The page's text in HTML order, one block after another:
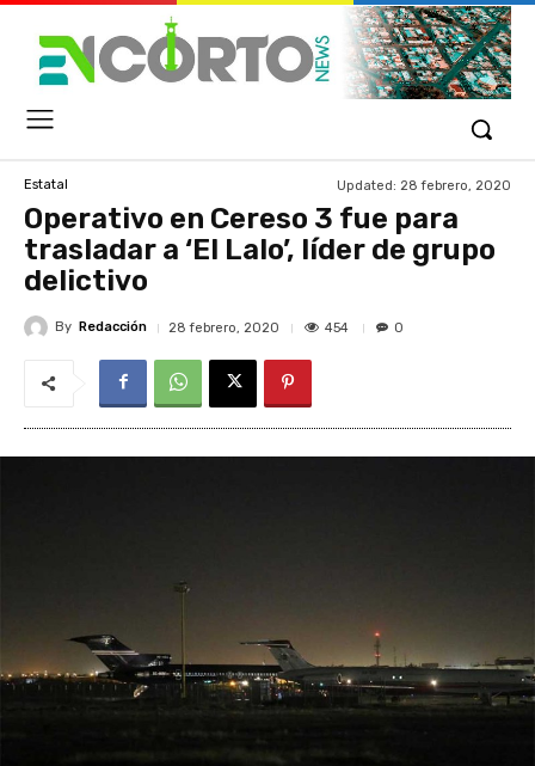
Estatal Updated: 28 febrero, 2020
Operativo en Cereso 3 fue para
trasladar a ‘El Lalo’, líder de grupo
delictivo
By Redacción 28 febrero, 2020 454 0